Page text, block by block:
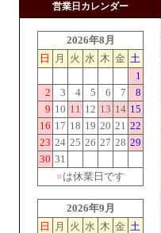
営業日カレンダー
2026年8月
日
月 火 水 木 金 土
1
2
3 4 5 6 7
8
9 10 11 12 13 14 15
16 17 18 19 20 21 22
23 24 25 26 27 28 29
30 31
■は休業日です
2026年9月
日
月 火 水 木 金 土